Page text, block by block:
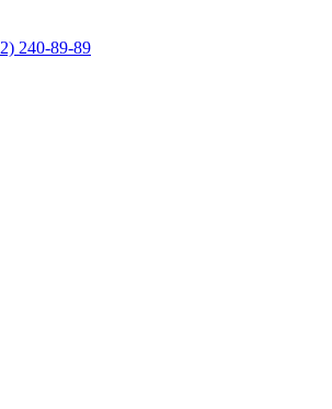
240-89-89